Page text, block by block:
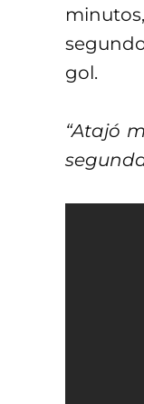
gol.
“Atajó